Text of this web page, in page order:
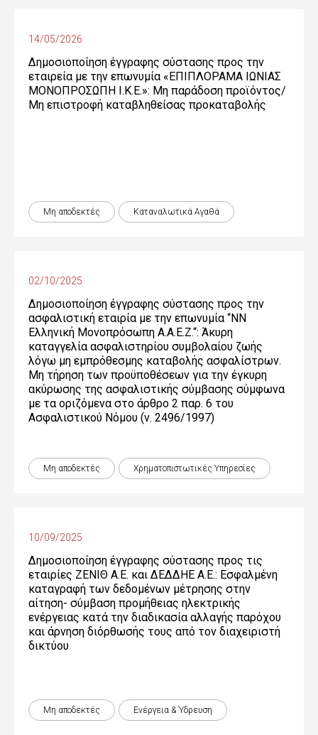
14/05/2026
Δημοσιοποίηση έγγραφης σύστασης προς την
εταιρεία με την επωνυμία «ΕΠΙΠΛΟΡΑΜΑ ΙΩΝΙΑΣ
ΜΟΝΟΠΡΟΣΩΠΗ Ι.Κ.Ε.»: Μη παράδοση προϊόντος/
Μη επιστροφή καταβληθείσας προκαταβολής
Μη αποδεκτές Καταναλωτικά Αγαθά
02/10/2025
Δημοσιοποίηση έγγραφης σύστασης προς την
ασφαλιστική εταιρία με την επωνυμία “NN
Ελληνική Μονοπρόσωπη Α.Α.Ε.Ζ.“: Άκυρη
καταγγελία ασφαλιστηρίου συμβολαίου ζωής
λόγω μη εμπρόθεσμης καταβολής ασφαλίστρων.
Μη τήρηση των προϋποθέσεων για την έγκυρη
ακύρωσης της ασφαλιστικής σύμβασης σύμφωνα
με τα οριζόμενα στο άρθρο 2 παρ. 6 του
Ασφαλιστικού Νόμου (ν. 2496/1997)
Μη αποδεκτές Χρηματοπιστωτικές Yπηρεσίες
10/09/2025
Δημοσιοποίηση έγγραφης σύστασης προς τις
εταιρίες ΖΕΝΙΘ Α.Ε. και ΔΕΔΔΗΕ Α.Ε.: Εσφαλμένη
καταγραφή των δεδομένων μέτρησης στην
αίτηση- σύμβαση προμήθειας ηλεκτρικής
ενέργειας κατά την διαδικασία αλλαγής παρόχου
και άρνηση διόρθωσής τους από τον διαχειριστή
δικτύου
Μη αποδεκτές Ενέργεια & Ύδρευση